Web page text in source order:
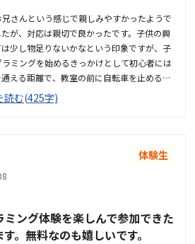
さんという感じで親しみやすかったようで
が、対応は親切で良かったです。子供の興
少し物足りないかなという印象ですが、子
ミングを始めるきっかけとして初心者には
える距離で、教室の前に自転車を止めるこ
近くで車通りも多いので一人で通うには心
た。塾に通う中高生も多く、活気がありま
でゲーム感覚で進められ、子供は楽しそう
読む(425字)
体験生
ング体験を楽しんで参加できた
。無料なのも嬉しいです。